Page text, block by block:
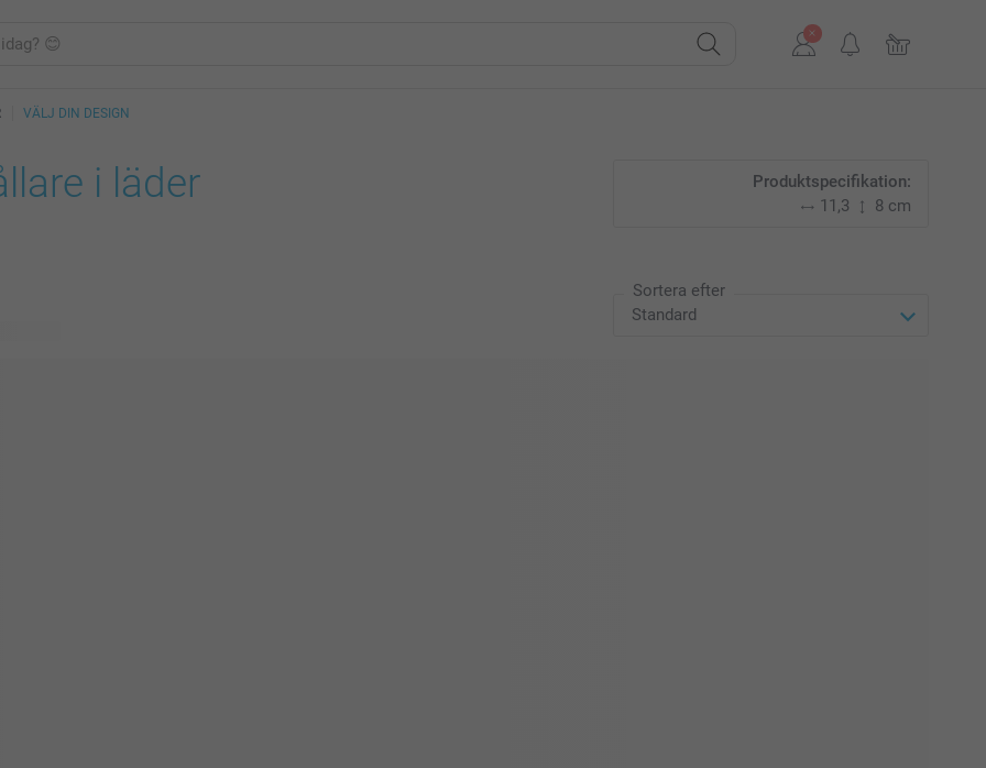
VÄLJ DIN DESIGN
i läder
Produktspecifikation:
11,3
8 cm
Sortera efter